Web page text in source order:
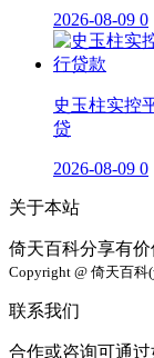
2026-08-09 0
史玉柱实控
贷
2026-08-09 0
关于本站
倚天百科分享有
Copyright @ 倚天百科
联系我们
合作或咨询可通过